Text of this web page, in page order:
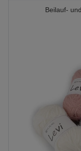
Beilauf-